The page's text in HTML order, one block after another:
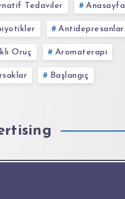
Tedaviler Anasayfa
Antidepresanlar
Oruç Aromaterapi
Başlangıç